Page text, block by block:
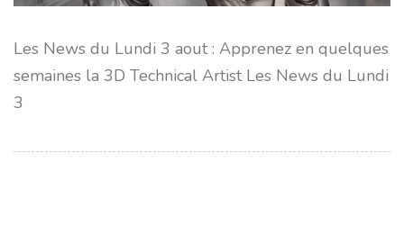
Les News du Lundi 3 aout : Apprenez en quelques
semaines la 3D Technical Artist Les News du Lundi
3